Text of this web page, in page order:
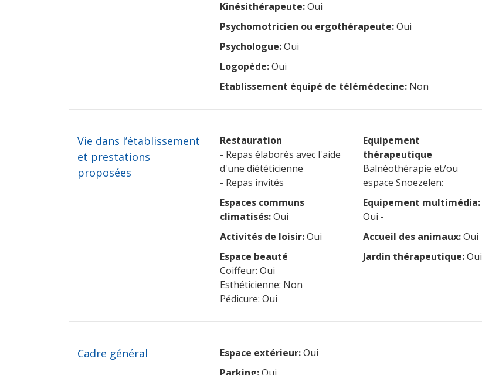
Kinésithérapeute:Oui
Psychomotricien ou ergothérapeute:Oui
Psychologue:Oui
Logopède:Oui
Etablissement équipé de télémédecine: Non
Vie dans l’établissement
et prestations
proposées
Restauration
- Repas élaborés avec l'aide
d'une diététicienne
- Repas invités
Espaces communs
climatisés:Oui
Activités de loisir:Oui
Espace beauté
Coiffeur: Oui
Esthéticienne: Non
Pédicure: Oui
Equipement
thérapeutique
Balnéothérapie et/ou
espace Snoezelen:
Equipement multimédia:
Oui -
Accueil des animaux:Oui
Jardin thérapeutique:Oui
Cadre général Espace extérieur:Oui